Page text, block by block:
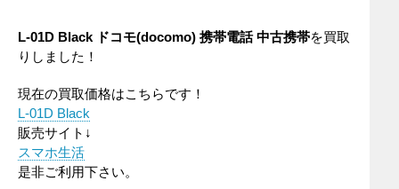
L-01D Black ドコモ(docomo) 携帯電話中古携帯を買取
りしました！
現在の買取価格はこちらです！
L-01D Black
販売サイト↓
スマホ生活
是非ご利用下さい。